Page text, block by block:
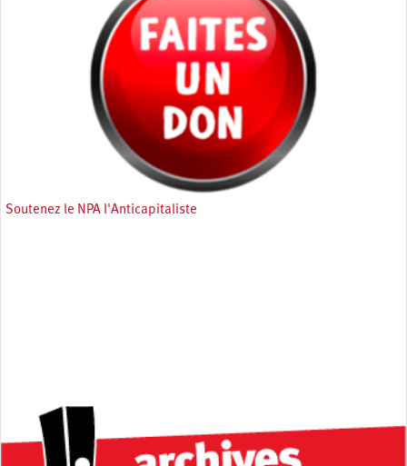
Soutenez le NPA l'Anticapitaliste